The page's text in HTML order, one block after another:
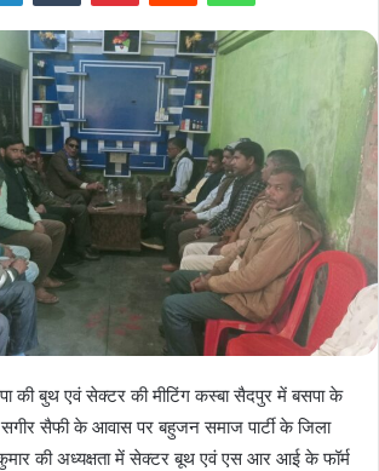
की बुथ एवं सेक्टर की मीटिंग कस्बा सैदपुर में बसपा के
सगीर सैफी के आवास पर बहुजन समाज पार्टी के जिला
कुमार की अध्यक्षता में सेक्टर बूथ एवं एस आर आई के फॉर्म